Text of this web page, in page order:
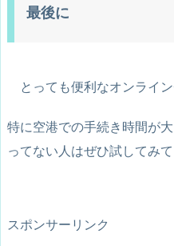
最後に
とっても便利なオンライン
特に空港での手続き時間が
ってない人はぜひ試してみて
スポンサーリンク